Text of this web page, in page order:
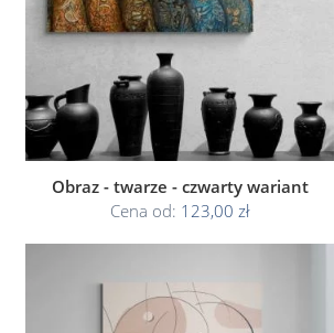
Obraz - twarze - czwarty wariant
Cena od: 123,00 zł